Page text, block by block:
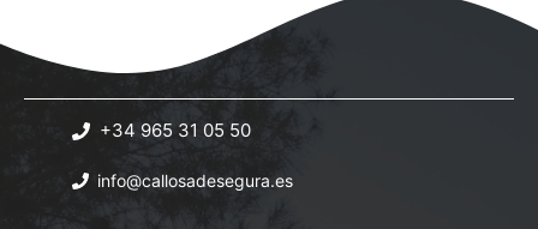
+34 965 31 05 50
info@callosadesegura.es